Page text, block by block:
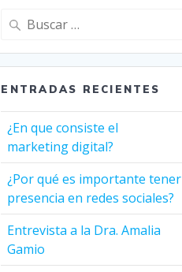
Buscar:
ENTRADAS RECIENTES
¿En que consiste el
marketing digital?
¿Por qué es importante tener
presencia en redes sociales?
Entrevista a la Dra. Amalia
Gamio